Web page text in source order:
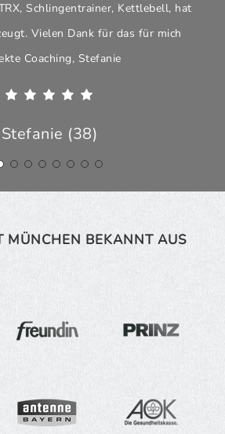
Schlingentrainer, Kettlebell, hat
Vielen Dank für das für mich
Coaching, Stefanie
Stefanie (38)
MÜNCHEN BEKANNT AUS